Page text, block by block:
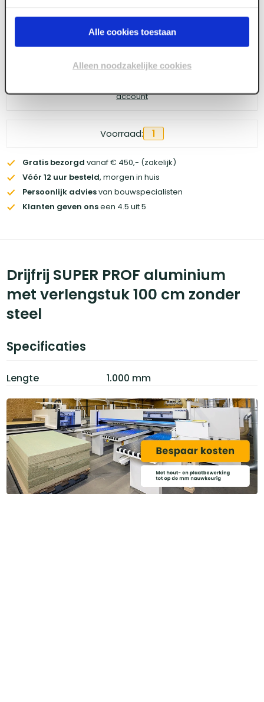
Alle cookies toestaan
Alleen noodzakelijke cookies
Log in voor prijzen
account
Voorraad: 1
Gratis bezorgd vanaf € 450,- (zakelijk)
Vóór 12 uur besteld, morgen in huis
Persoonlijk adviesvan bouwspecialisten
Klanten geven onseen 4.5 uit 5
Drijfrij SUPER PROF aluminium
met verlengstuk 100 cm zonder
steel
Specificaties
Lengte 1.000 mm